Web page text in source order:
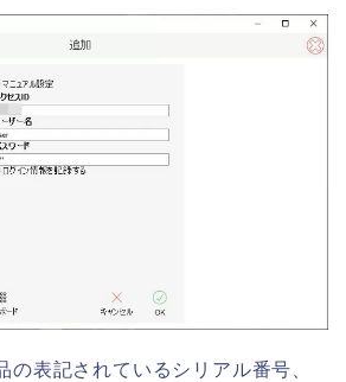
の表記されているシリアル番号、